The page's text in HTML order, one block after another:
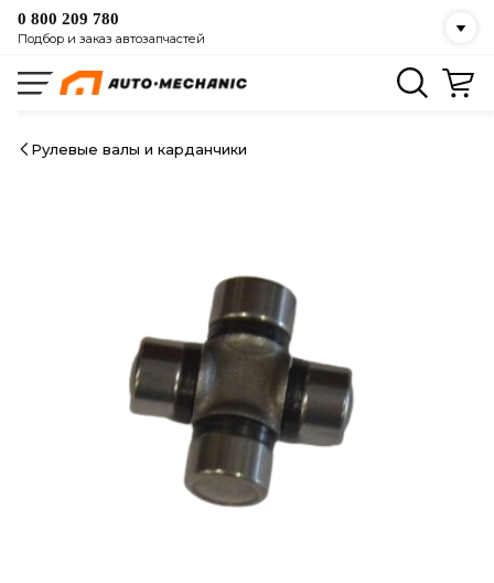
0 800 209 780
Подбор и заказ автозапчастей
Рулевые валы и карданчики